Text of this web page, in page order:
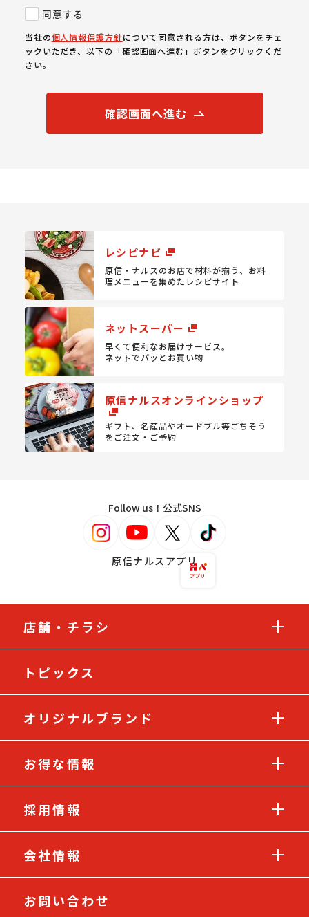
同意する
当社の個人情報保護方針について同意される方は、ボタンをチェ
ックいただき、以下の「確認画面へ進む」ボタンをクリックくだ
さい。
確認画面へ進む
レシピナビ
原信・ナルスのお店で材料が揃う、 お料
理メニューを集めたレシピサイト
ネットスーパー
早くて便利なお届けサービス。
ネットでパッとお買い物
原信ナルスオンラインショップ
ギフト、名産品やオードブル等ごちそう
をご注文・ご予約
Follow us！公式SNS
原信ナルスアプリ
店舗・チラシ
トピックス
オリジナルブランド
お得な情報
採用情報
会社情報
お問い合わせ